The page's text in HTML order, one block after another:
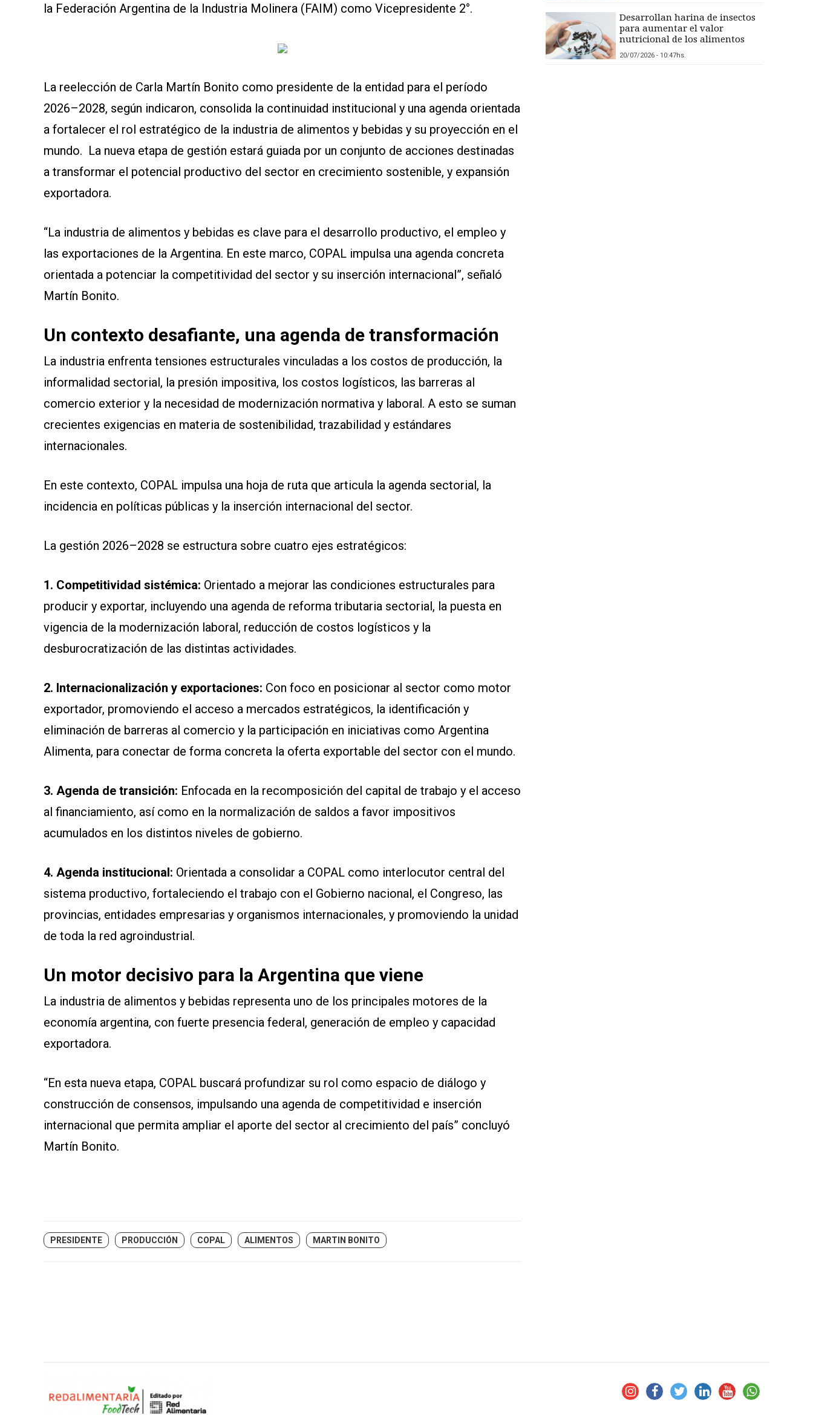
la Federación Argentina de la Industria Molinera (FAIM) como Vicepresidente 2°.
La reelección de Carla Martín Bonito como presidente de la entidad para el período
2026–2028, según indicaron, consolida la continuidad institucional y una agenda orientada
a fortalecer el rol estratégico de la industria de alimentos y bebidas y su proyección en el
mundo. La nueva etapa de gestión estará guiada por un conjunto de acciones destinadas
a transformar el potencial productivo del sector en crecimiento sostenible, y expansión
exportadora.
“La industria de alimentos y bebidas es clave para el desarrollo productivo, el empleo y
las exportaciones de la Argentina. En este marco, COPAL impulsa una agenda concreta
orientada a potenciar la competitividad del sector y su inserción internacional”, señaló
Martín Bonito.
Un contexto desafiante, una agenda de transformación
La industria enfrenta tensiones estructurales vinculadas a los costos de producción, la
informalidad sectorial, la presión impositiva, los costos logísticos, las barreras al
comercio exterior y la necesidad de modernización normativa y laboral. A esto se suman
crecientes exigencias en materia de sostenibilidad, trazabilidad y estándares
internacionales.
En este contexto, COPAL impulsa una hoja de ruta que articula la agenda sectorial, la
incidencia en políticas públicas y la inserción internacional del sector.
La gestión 2026–2028 se estructura sobre cuatro ejes estratégicos:
1. Competitividad sistémica: Orientado a mejorar las condiciones estructurales para
producir y exportar, incluyendo una agenda de reforma tributaria sectorial, la puesta en
vigencia de la modernización laboral, reducción de costos logísticos y la
desburocratización de las distintas actividades.
2. Internacionalización y exportaciones: Con foco en posicionar al sector como motor
exportador, promoviendo el acceso a mercados estratégicos, la identificación y
eliminación de barreras al comercio y la participación en iniciativas como Argentina
Alimenta, para conectar de forma concreta la oferta exportable del sector con el mundo.
3. Agenda de transición: Enfocada en la recomposición del capital de trabajo y el acceso
al financiamiento, así como en la normalización de saldos a favor impositivos
acumulados en los distintos niveles de gobierno.
4. Agenda institucional: Orientada a consolidar a COPAL como interlocutor central del
sistema productivo, fortaleciendo el trabajo con el Gobierno nacional, el Congreso, las
provincias, entidades empresarias y organismos internacionales, y promoviendo la unidad
de toda la red agroindustrial.
Un motor decisivo para la Argentina que viene
La industria de alimentos y bebidas representa uno de los principales motores de la
economía argentina, con fuerte presencia federal, generación de empleo y capacidad
exportadora.
“En esta nueva etapa, COPAL buscará profundizar su rol como espacio de diálogo y
construcción de consensos, impulsando una agenda de competitividad e inserción
internacional que permita ampliar el aporte del sector al crecimiento del país” concluyó
Martín Bonito.
PRESIDENTE PRODUCCIÓN COPAL ALIMENTOS MARTIN BONITO
Desarrollan harina de insectos
para aumentar el valor
nutricional de los alimentos
20/07/2026 - 10:47hs.